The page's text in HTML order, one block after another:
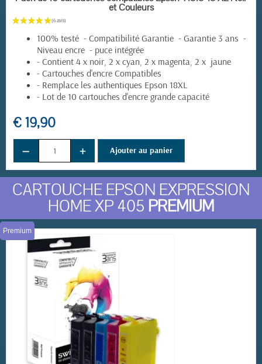
et Couleurs
100% testé - Compatibilité Garantie - Garantie 3 ans -
Niveau encre - puce intégrée
- Contient 4 x noir, 2 x cyan, 2 x magenta, 2 x jaune
- Cartouches d'encre Compatibles
- Remplace les authentiques Epson 18XL
- Lot de 10 cartouches d'encre grande capacité
€ 19,90
− + Ajouter au panier
CARTOUCHE EPSON EXPRESSION
HOME XP 405 PREMIUM
Premium